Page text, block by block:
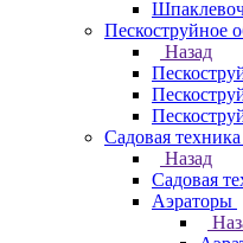
Пескоструйное
Назад
Садовая техника
Назад
Садовая
Аэраторы